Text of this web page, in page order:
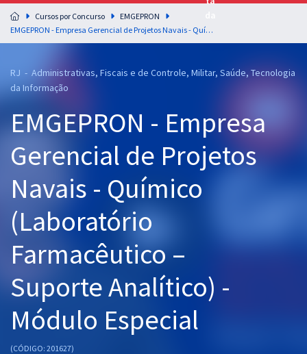
Preparação completa e intensiva para as principais
residências em saúde do Brasil
Assinatura Ilimitada
Graduação
OAB
Mentorias
Questões grátis
Conteúdo gratuito
Blog
Aprovados
Cursos por Concurso
EMGEPRON
EMGEPRON - Empresa Gerencial de Projetos Navais - Químico (Laboratório Farmacêutico – Suporte Analítico) - Módulo Especial
RJ - Administrativas, Fiscais e de Controle, Militar, Saúde, Tecnologia
da Informação
EMGEPRON - Empresa
Gerencial de Projetos
Navais - Químico
(Laboratório
Farmacêutico –
Suporte Analítico) -
Módulo Especial
(CÓDIGO: 201627)